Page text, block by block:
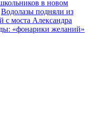
в новом
Водолазы подняли из
с моста Александра
«фонарики желаний»